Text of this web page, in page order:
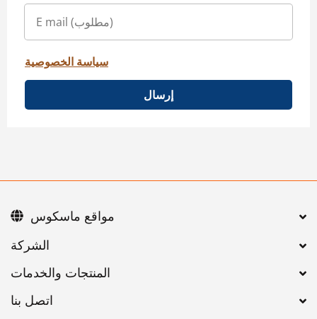
سياسة الخصوصية
إرسال
اتصل بنا
مواقع ماسكوس